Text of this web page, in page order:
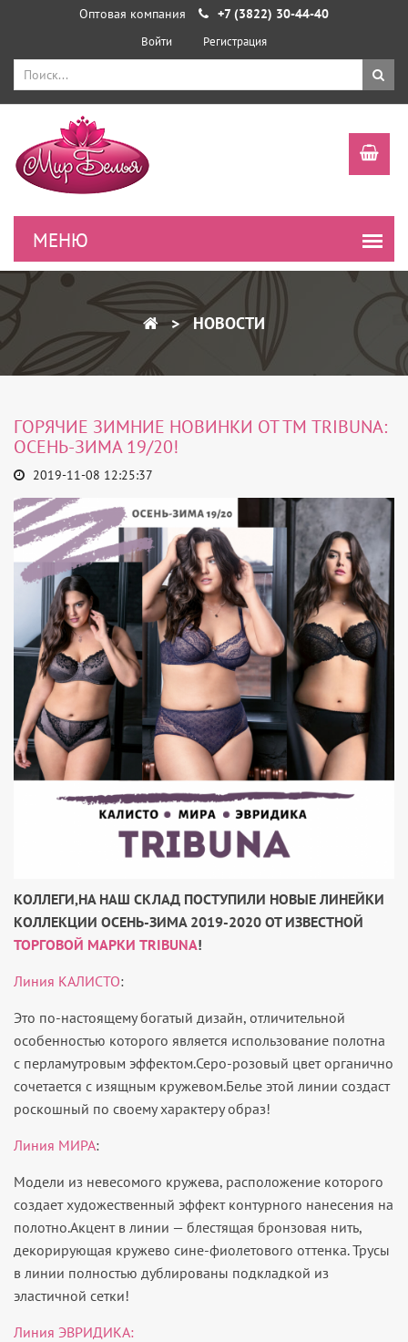
Оптовая компания +7 (3822) 30-44-40
Войти Регистрация
НОВОСТИ
ГОРЯЧИЕ ЗИМНИЕ НОВИНКИ ОТ ТМ TRIBUNA:
ОСЕНЬ-ЗИМА 19/20!
2019-11-08 12:25:37
КОЛЛЕГИ,НА НАШ СКЛАД ПОСТУПИЛИ НОВЫЕ ЛИНЕЙКИ
КОЛЛЕКЦИИ ОСЕНЬ-ЗИМА 2019-2020 ОТ ИЗВЕСТНОЙ
ТОРГОВОЙ МАРКИ TRIBUNA!
Линия КАЛИСТО:
Это по-настоящему богатый дизайн, отличительной
особенностью которого является использование полотна
с перламутровым эффектом.Серо-розовый цвет органично
сочетается с изящным кружевом.Белье этой линии создаст
роскошный по своему характеру образ!
Линия МИРА:
Модели из невесомого кружева, расположение которого
создает художественный эффект контурного нанесения на
полотно.Акцент в линии — блестящая бронзовая нить,
декорирующая кружево сине-фиолетового оттенка. Трусы
в линии полностью дублированы подкладкой из
эластичной сетки!
Линия ЭВРИДИКА: